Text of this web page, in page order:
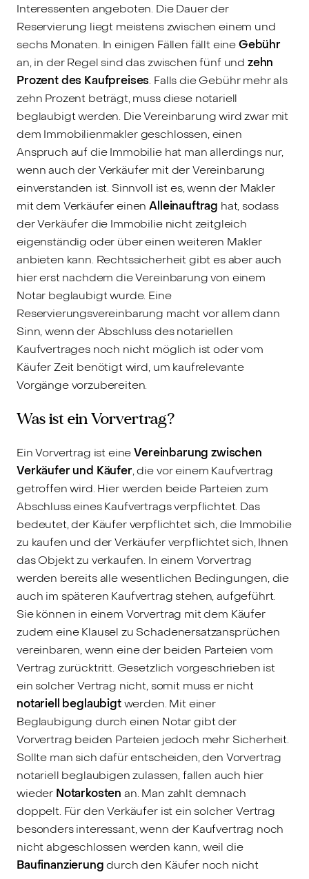
Interessenten angeboten. Die Dauer der
Reservierung liegt meistens zwischen einem und
sechs Monaten. In einigen Fällen fällt eineGebühr
an, in der Regel sind das zwischen fünf und zehn
Prozent des Kaufpreises. Falls die Gebühr mehr als
zehn Prozent beträgt, muss diese notariell
beglaubigt werden. Die Vereinbarung wird zwar mit
dem Immobilienmakler geschlossen, einen
Anspruch auf die Immobilie hat man allerdings nur,
wenn auch der Verkäufer mit der Vereinbarung
einverstanden ist. Sinnvoll ist es, wenn der Makler
mit dem Verkäufer einenAlleinauftrag hat, sodass
der Verkäufer die Immobilie nicht zeitgleich
eigenständig oder über einen weiteren Makler
anbieten kann. Rechtssicherheit gibt es aber auch
hier erst nachdem die Vereinbarung von einem
Notar beglaubigt wurde. Eine
Reservierungsvereinbarung macht vor allem dann
Sinn, wenn der Abschluss des notariellen
Kaufvertrages noch nicht möglich ist oder vom
Käufer Zeit benötigt wird, um kaufrelevante
Vorgänge vorzubereiten.
Was ist ein Vorvertrag?
Ein Vorvertrag ist eineVereinbarung zwischen
Verkäufer und Käufer, die vor einem Kaufvertrag
getroffen wird. Hier werden beide Parteien zum
Abschluss eines Kaufvertrags verpflichtet. Das
bedeutet, der Käufer verpflichtet sich, die Immobilie
zu kaufen und der Verkäufer verpflichtet sich, Ihnen
das Objekt zu verkaufen. In einem Vorvertrag
werden bereits alle wesentlichen Bedingungen, die
auch im späteren Kaufvertrag stehen, aufgeführt.
Sie können in einem Vorvertrag mit dem Käufer
zudem eine Klausel zu Schadenersatzansprüchen
vereinbaren, wenn eine der beiden Parteien vom
Vertrag zurücktritt. Gesetzlich vorgeschrieben ist
ein solcher Vertrag nicht, somit muss er nicht
notariell beglaubigtwerden. Mit einer
Beglaubigung durch einen Notar gibt der
Vorvertrag beiden Parteien jedoch mehr Sicherheit.
Sollte man sich dafür entscheiden, den Vorvertrag
notariell beglaubigen zulassen, fallen auch hier
wieder Notarkosten an. Man zahlt demnach
doppelt. Für den Verkäufer ist ein solcher Vertrag
besonders interessant, wenn der Kaufvertrag noch
nicht abgeschlossen werden kann, weil die
Baufinanzierungdurch den Käufer noch nicht